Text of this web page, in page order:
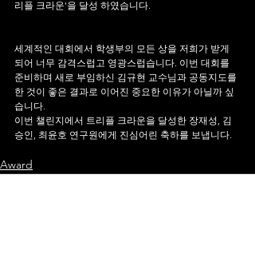
리플 크라운'을 달성 하였습니다.
세계적인 대회에서 학생부의 모든 상을 저희가 받게
되어 너무 감격스럽고 영광스럽습니다. 이번 대회를
준비하며 새로 부임하신 김규현 교수님과 공동지도를
한 것이 좋은 결과로 이어진 중요한 이유가 아닐까 싶
습니다.
이번 챌린지에서 트리플 크라운을 달성한 장재성, 김
승인, 최윤호 연구원에게 진심어린 축하를 보냅니다.
Award